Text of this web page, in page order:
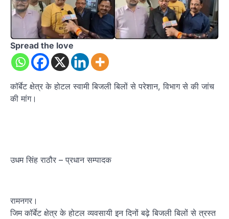
Spread the love
कॉर्बेट क्षेत्र के होटल स्वामी बिजली बिलों से परेशान, विभाग से की जांच
की मांग।
उधम सिंह राठौर – प्रधान सम्पादक
रामनगर।
जिम कॉर्बेट क्षेत्र के होटल व्यवसायी इन दिनों बढ़े बिजली बिलों से त्रस्त